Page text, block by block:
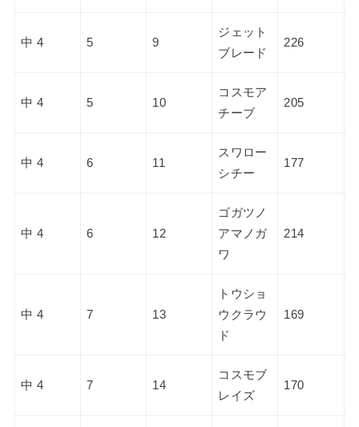
中 4 5 9
ジェット
ブレード
226
中 4 5 10
コスモア
チーブ
205
中 4 6 11
スワロー
シチー
177
中 4 6 12
ゴガツノ
アマノガ
ワ
214
中 4 7 13
トウショ
ウクラウ
ド
169
中 4 7 14
コスモブ
レイズ
170